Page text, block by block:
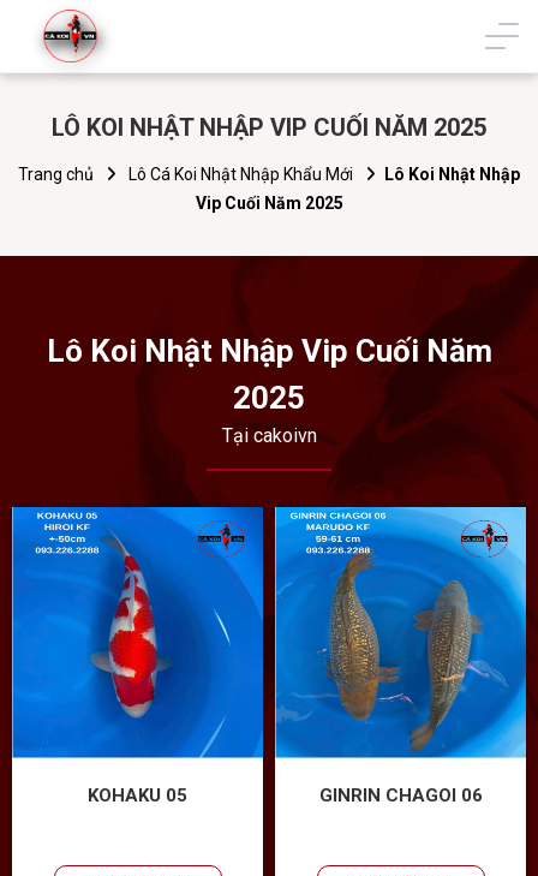
LÔ KOI NHẬT NHẬP VIP CUỐI NĂM 2025
Trang chủ Lô Cá Koi Nhật Nhập Khẩu Mới
Lô Koi Nhật Nhập
Vip Cuối Năm 2025
Lô Koi Nhật Nhập Vip Cuối Năm
2025
Tại cakoivn
KOHAKU 05 GINRIN CHAGOI 06